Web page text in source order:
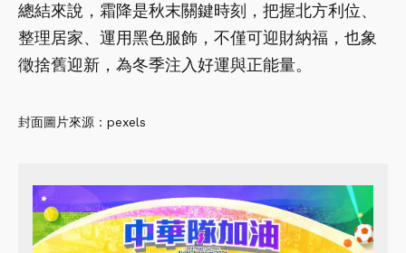
總結來說，霜降是秋末關鍵時刻，把握北方利位、
整理居家、運用黑色服飾，不僅可迎財納福，也象
徵捨舊迎新，為冬季注入好運與正能量。
封面圖片來源：pexels